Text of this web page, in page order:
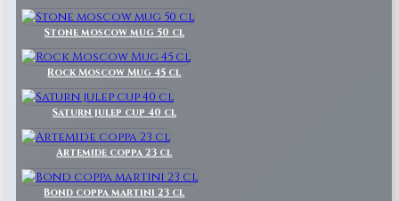
Stone moscow mug 50 cl
Rock Moscow Mug 45 cl
Saturn julep cup 40 cl
Artemide coppa 23 cl
Bond coppa martini 23 cl